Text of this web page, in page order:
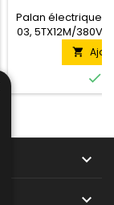
Palan électrique à
03, 5TX12M/380V
modèle
des charges
jusqu'à une
palan est réalisé



